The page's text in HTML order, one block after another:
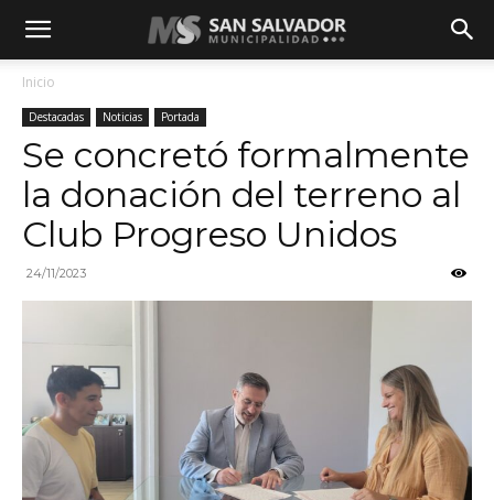
Inicio
Destacadas Noticias Portada
Se concretó formalmente
la donación del terreno al
Club Progreso Unidos
24/11/2023